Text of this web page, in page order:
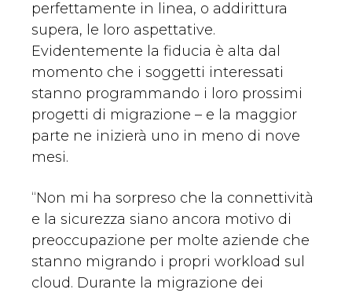
perfettamente in linea, o addirittura
supera, le loro aspettative.
Evidentemente la fiducia è alta dal
momento che i soggetti interessati
stanno programmando i loro prossimi
progetti di migrazione – e la maggior
parte ne inizierà uno in meno di nove
mesi.
“Non mi ha sorpreso che la connettività
e la sicurezza siano ancora motivo di
preoccupazione per molte aziende che
stanno migrando i propri workload sul
cloud. Durante la migrazione dei